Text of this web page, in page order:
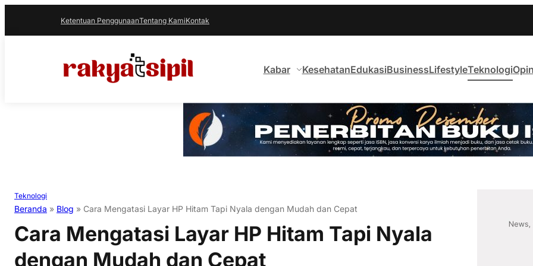
Ketentuan PenggunaanTentang KamiKontak
Kabar KesehatanEdukasiBusinessLifestyleTeknologi
Teknologi
Beranda » Blog » Cara Mengatasi Layar HP Hitam Tapi Nyala dengan Mudah dan Cepat
Cara Mengatasi Layar HP Hitam Tapi Nyala
dengan Mudah dan Cepat